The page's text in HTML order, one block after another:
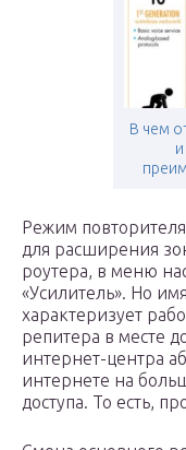
В чем
Режим
для расширения
роутера, в меню
«Усилитель». Но
характеризует
репитера в месте
интернет-центра
интернете на
доступа. То есть,